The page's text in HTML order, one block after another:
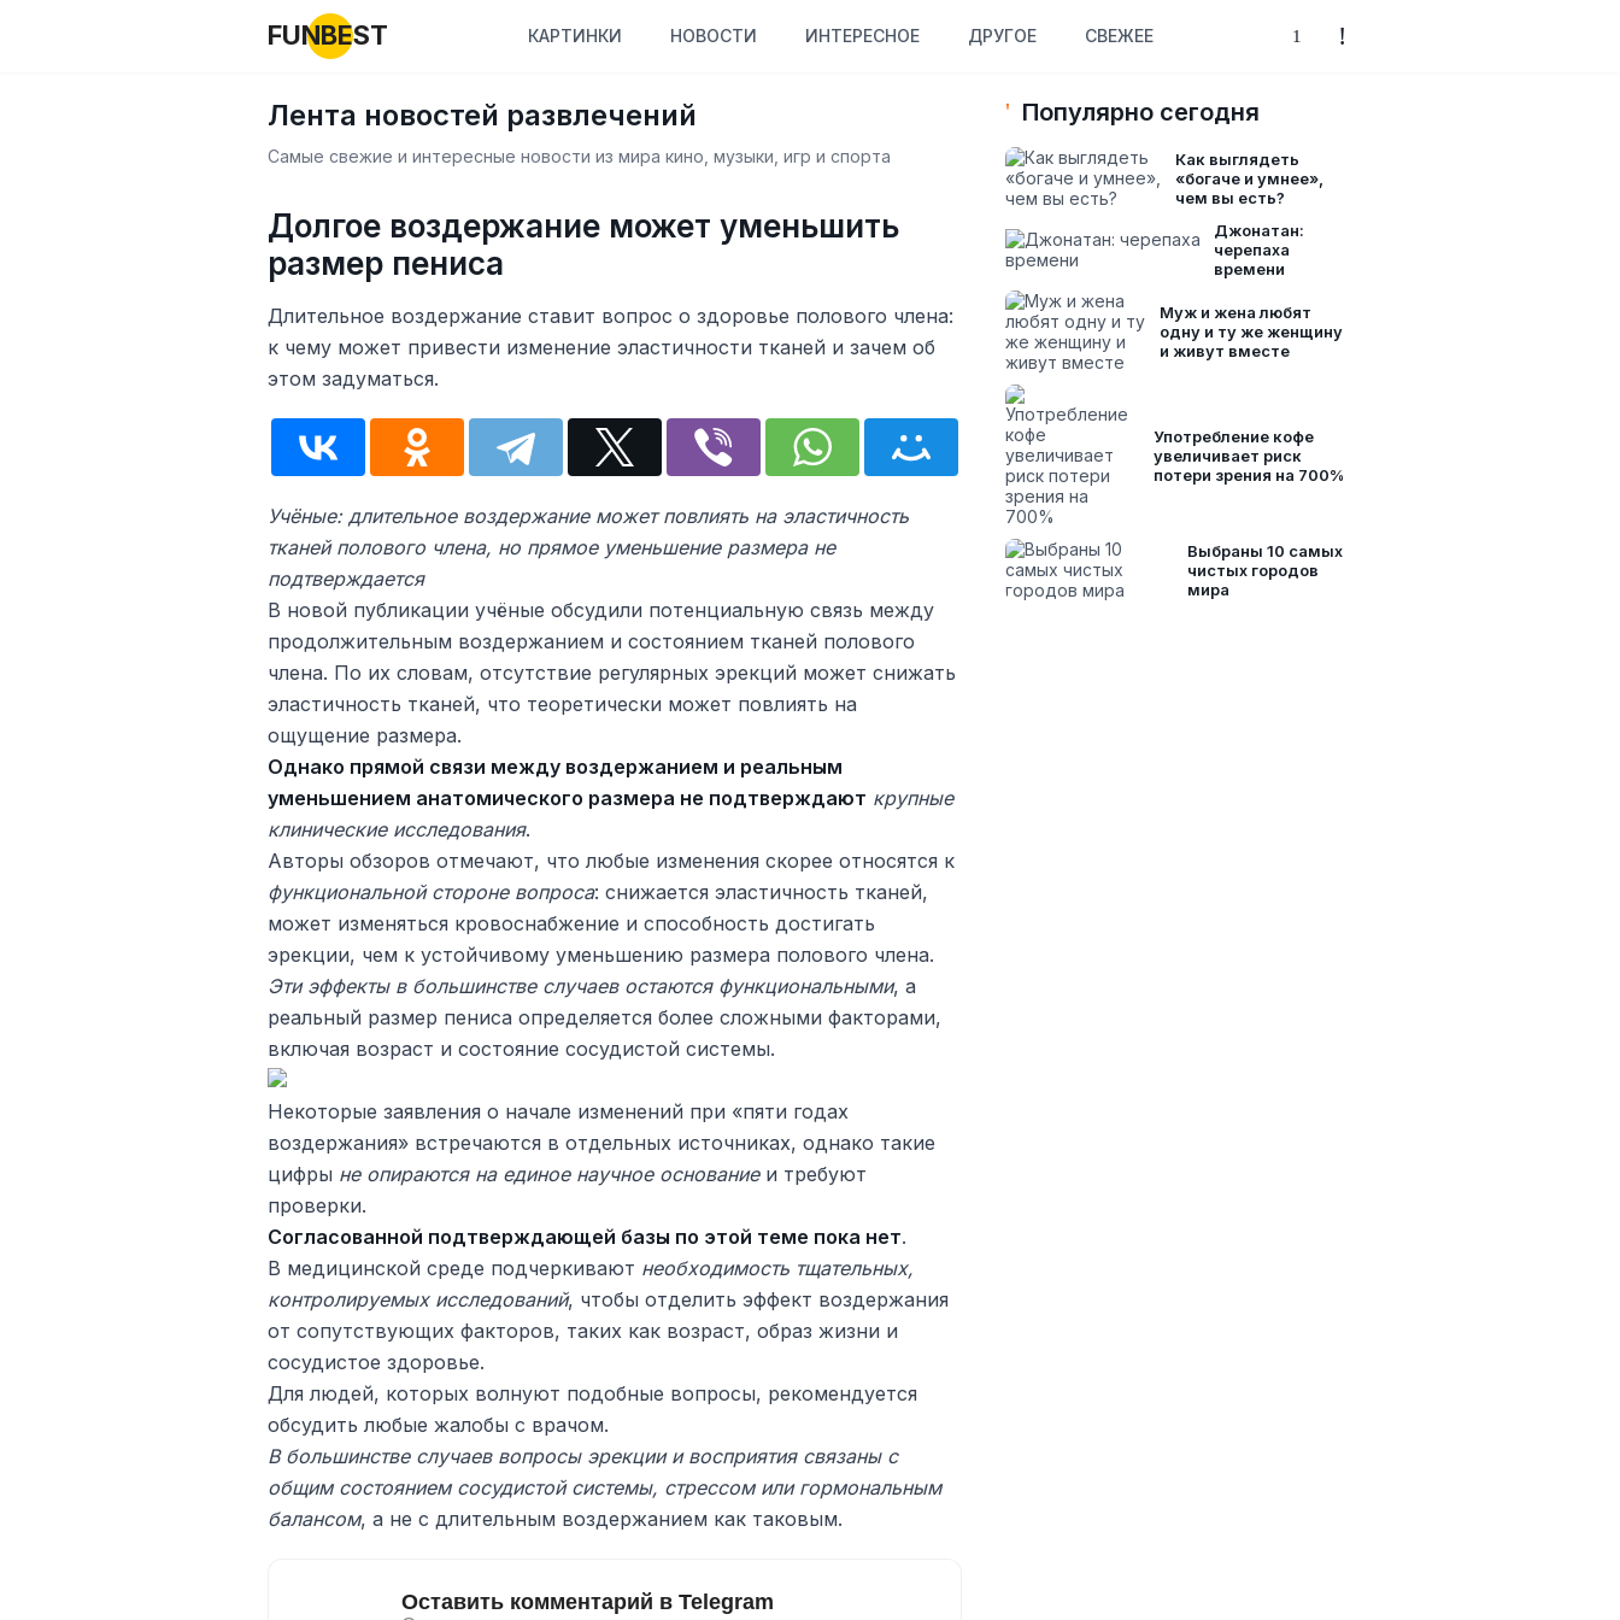
FUNBEST КАРТИНКИ НОВОСТИ ИНТЕРЕСНОЕ ДРУГОЕ СВЕЖЕЕ
Лента новостей развлечений
Самые свежие и интересные новости из мира кино, музыки, игр и спорта
Долгое воздержание может уменьшить
размер пениса
Длительное воздержание ставит вопрос о здоровье полового члена:
к чему может привести изменение эластичности тканей и зачем об
этом задуматься.
Учёные: длительное воздержание может повлиять на эластичность
тканей полового члена, но прямое уменьшение размера не
подтверждается
В новой публикации учёные обсудили потенциальную связь между
продолжительным воздержанием и состоянием тканей полового
члена. По их словам, отсутствие регулярных эрекций может снижать
эластичность тканей, что теоретически может повлиять на
ощущение размера.
Однако прямой связи между воздержанием и реальным
уменьшением анатомического размера не подтверждают крупные
клинические исследования.
Авторы обзоров отмечают, что любые изменения скорее относятся к
функциональной стороне вопроса: снижается эластичность тканей,
может изменяться кровоснабжение и способность достигать
эрекции, чем к устойчивому уменьшению размера полового члена.
Эти эффекты в большинстве случаев остаются функциональными, а
реальный размер пениса определяется более сложными факторами,
включая возраст и состояние сосудистой системы.
Некоторые заявления о начале изменений при «пяти годах
воздержания» встречаются в отдельных источниках, однако такие
цифры не опираются на единое научное основаниеи требуют
проверки.
Согласованной подтверждающей базы по этой теме пока нет.
В медицинской среде подчеркивают необходимость тщательных,
контролируемых исследований, чтобы отделить эффект воздержания
от сопутствующих факторов, таких как возраст, образ жизни и
сосудистое здоровье.
Для людей, которых волнуют подобные вопросы, рекомендуется
обсудить любые жалобы с врачом.
В большинстве случаев вопросы эрекции и восприятия связаны с
общим состоянием сосудистой системы, стрессом или гормональным
балансом, а не с длительным воздержанием как таковым.
Популярно сегодня
Как выглядеть
«богаче и умнее»,
чем вы есть?
Джонатан:
черепаха
времени
Муж и жена любят
одну и ту же женщину
и живут вместе
Употребление кофе
увеличивает риск
потери зрения на 700%
Выбраны 10 самых
чистых городов
мира